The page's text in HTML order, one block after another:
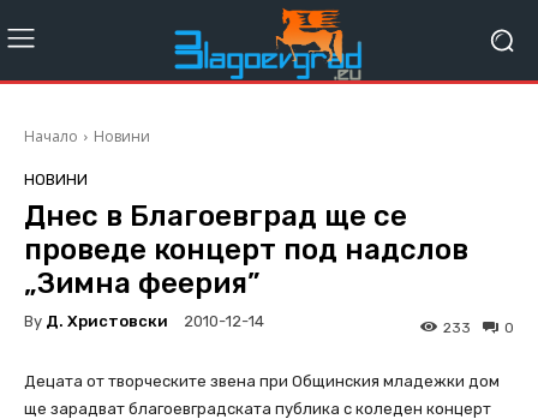
Начало Новини
НОВИНИ
Днес в Благоевград ще се
проведе концерт под надслов
„Зимна феерия”
By Д. Христовски 2010-12-14 0
233
Децата от творческите звена при Общинския младежки дом
ще зарадват благоевградската публика с коледен концерт